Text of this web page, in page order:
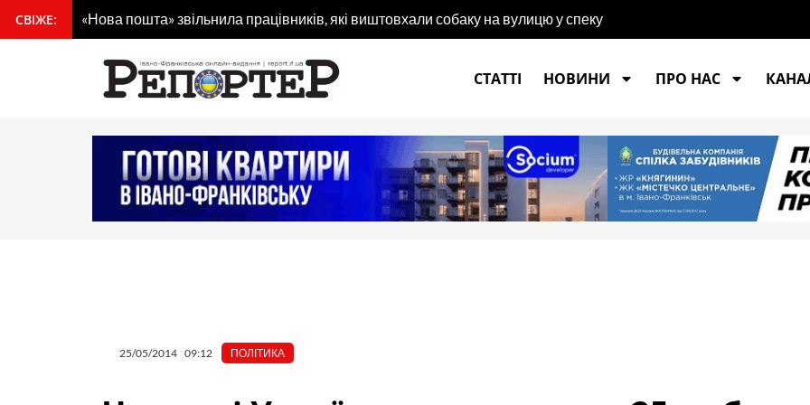
вмісту
СВІЖЕ: «Нова пошта» звільнила працівників, які виштовхали собаку на вулицю у спеку
СТАТТІ
НОВИНИ ПРО НАС
25/05/2014 09:12 ПОЛІТИКА